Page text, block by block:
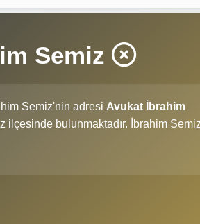
Semiz
Semiz'nin adresi Avukat İbrahim
ilçesinde bulunmaktadır. İbrahim